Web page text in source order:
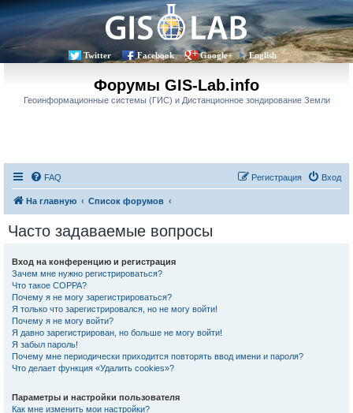
Twitter Facebook Google+ English
Форумы GIS-Lab.info
Геоинформационные системы (ГИС) и Дистанционное зондирование Земли
FAQ Вход
Регистрация
На главную Список форумов
Часто задаваемые вопросы
Вход на конференцию и регистрация
Зачем мне нужно регистрироваться?
Что такое COPPA?
Почему я не могу зарегистрироваться?
Я только что зарегистрировался, но не могу войти!
Почему я не могу войти?
Я давно зарегистрирован, но больше не могу войти!
Я забыл пароль!
Почему мне периодически приходится повторять ввод имени и пароля?
Что делает функция «Удалить cookies»?
Параметры и настройки пользователя
Как мне изменить мои настройки?